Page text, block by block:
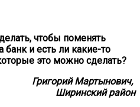
чтобы поменять
банк и есть ли какие-то
это можно сделать?
Григорий Мартынович,
Ширинский район